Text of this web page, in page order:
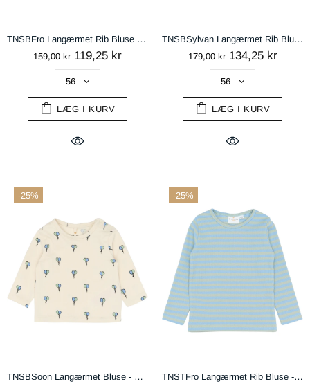
TNSBFro Langærmet Rib Bluse - Sea Fog Striped
159,00 kr 119,25 kr
LÆG I KURV
TNSBSylvan Langærmet Rib Bluse - Gardenia AOP
179,00 kr 134,25 kr
LÆG I KURV
-25%
TNSBSoon Langærmet Bluse - Gardenia AOP
-25%
TNSTFro Langærmet Rib Bluse - Forever Blue Striped